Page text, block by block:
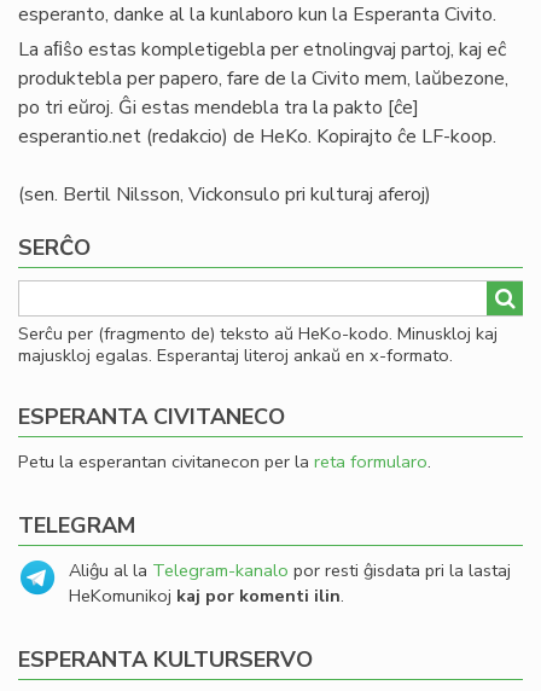
esperanto, danke al la kunlaboro kun la Esperanta Civito.
La aﬁŝo estas kompletigebla per etnolingvaj partoj, kaj eĉ
produktebla per papero, fare de la Civito mem, laŭbezone,
po tri eŭroj. Ĝi estas mendebla tra la pakto [ĉe]
esperantio.net (redakcio) de HeKo. Kopirajto ĉe LF-koop.
(sen. Bertil Nilsson, Vickonsulo pri kulturaj aferoj)
SERĈO
Serĉu per (fragmento de) teksto aŭ HeKo-kodo. Minuskloj kaj
majuskloj egalas. Esperantaj literoj ankaŭ en x-formato.
ESPERANTA CIVITANECO
Petu la esperantan civitanecon per la reta formularo.
TELEGRAM
Aliĝu al la Telegram-kanalo por resti ĝisdata pri la lastaj
HeKomunikoj kaj por komenti ilin.
ESPERANTA KULTURSERVO